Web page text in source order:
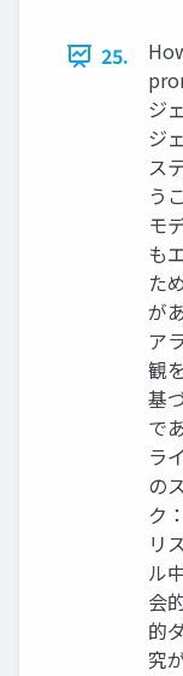
25.
ジ
ジ
ス
う
モ
も
た
が
ア
観
基
で
ラ
の
ク
リ
ル
会
的
究